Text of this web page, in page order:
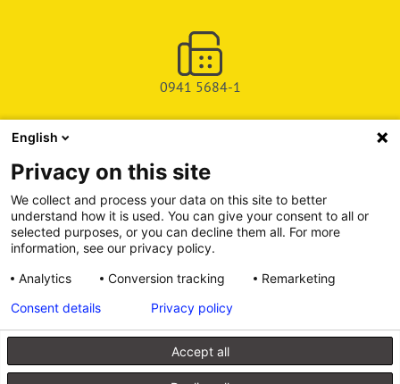
0941 5684-1
SHOP
SERVICE & SUPPORT
DEICHMAN-FUCHS VERLAG
Alle Preise inkl. gesetzl. Mehrwertsteuer zzgl. Versandkosten, wenn
nicht anders angegeben.
© 2026 Walhalla u. Praetoria Verlag GmbH & Co. KG
English
Privacy on this site
We collect and process your data on this site to better
understand how it is used. You can give your consent to all or
selected purposes, or you can decline them all. For more
information, see our privacy policy.
Analytics
Conversion tracking Remarketing
Accept all
Consent details Privacy policy